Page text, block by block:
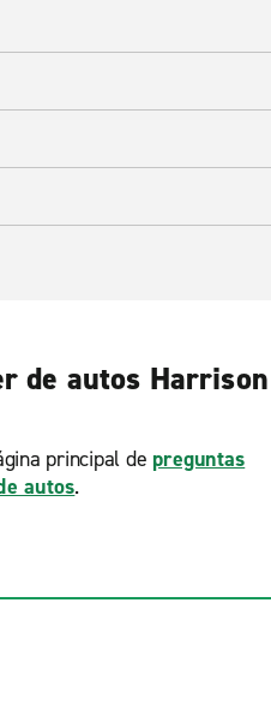
de autos Harrison
principal de preguntas
autos.